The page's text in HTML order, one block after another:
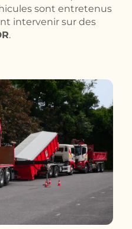
sont entretenus
intervenir sur des
.